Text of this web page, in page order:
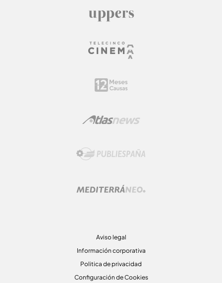
Aviso legal
Información corporativa
Politica de privacidad
Configuración de Cookies